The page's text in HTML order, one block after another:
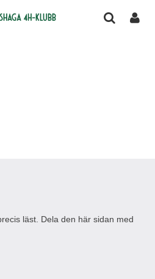
4H-klubb
läst. Dela den här sidan med